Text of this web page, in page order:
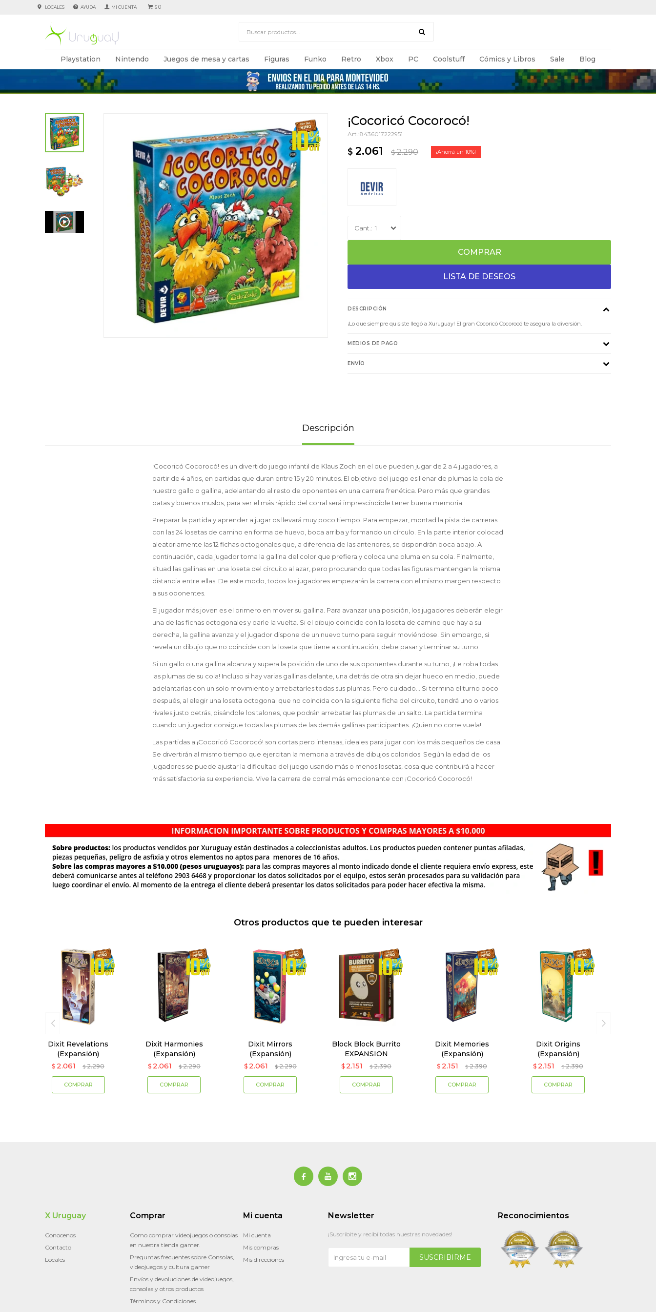
Playstation Nintendo Juegos de mesa y cartas Figuras Funko Retro Xbox PC Coolstuff Cómics y Libros Sale Blog
$0
LOCALES AYUDA
¡Cocoricó Cocorocó!
8436017222951
$ 2.061 $ 2.290 10
1
COMPRAR
DESCRIPCIÓN
¡Lo que siempre quisiste llegó a Xuruguay! El gran Cocoricó Cocorocó te asegura la diversión.
MEDIOS DE PAGO
ENVÍO
Descripción
¡Cocoricó Cocorocó! es un divertido juego infantil de Klaus Zoch en el que pueden jugar de 2 a 4 jugadores, a
partir de 4 años, en partidas que duran entre 15 y 20 minutos. El objetivo del juego es llenar de plumas la cola de
nuestro gallo o gallina, adelantando al resto de oponentes en una carrera frenética. Pero más que grandes
patas y buenos muslos, para ser el más rápido del corral será imprescindible tener buena memoria.
Preparar la partida y aprender a jugar os llevará muy poco tiempo. Para empezar, montad la pista de carreras
con las 24 losetas de camino en forma de huevo, boca arriba y formando un círculo. En la parte interior colocad
aleatoriamente las 12 fichas octogonales que, a diferencia de las anteriores, se dispondrán boca abajo. A
continuación, cada jugador toma la gallina del color que prefiera y coloca una pluma en su cola. Finalmente,
situad las gallinas en una loseta del circuito al azar, pero procurando que todas las figuras mantengan la misma
distancia entre ellas. De este modo, todos los jugadores empezarán la carrera con el mismo margen respecto
a sus oponentes.
El jugador más joven es el primero en mover su gallina. Para avanzar una posición, los jugadores deberán elegir
una de las fichas octogonales y darle la vuelta. Si el dibujo coincide con la loseta de camino que hay a su
derecha, la gallina avanza y el jugador dispone de un nuevo turno para seguir moviéndose. Sin embargo, si
revela un dibujo que no coincide con la loseta que tiene a continuación, debe pasar y terminar su turno.
Si un gallo o una gallina alcanza y supera la posición de uno de sus oponentes durante su turno, ¡Le roba todas
las plumas de su cola! Incluso si hay varias gallinas delante, una detrás de otra sin dejar hueco en medio, puede
adelantarlas con un solo movimiento y arrebatarles todas sus plumas. Pero cuidado... Si termina el turno poco
después, al elegir una loseta octogonal que no coincida con la siguiente ficha del circuito, tendrá uno o varios
rivales justo detrás, pisándole los talones, que podrán arrebatar las plumas de un salto. La partida termina
cuando un jugador consigue todas las plumas de las demás gallinas participantes. ¡Quien no corre vuela!
Las partidas a ¡Cocoricó Cocorocó! son cortas pero intensas, ideales para jugar con los más pequeños de casa.
Se divertirán al mismo tiempo que ejercitan la memoria a través de dibujos coloridos. Según la edad de los
jugadores se puede ajustar la dificultad del juego usando más o menos losetas, cosa que contribuirá a hacer
más satisfactoria su experiencia. Vive la carrera de corral más emocionante con ¡Cocoricó Cocorocó!
Otros productos que te pueden interesar
Dixit Revelations
(Expansión)
$ 2.061 $ 2.290
Dixit Harmonies
(Expansión)
$ 2.061 $ 2.290
Dixit Mirrors
(Expansión)
$ 2.061 $ 2.290
Block Block Burrito
EXPANSION
$ 2.151 $ 2.390
Dixit Memories
(Expansión)
$ 2.151 $ 2.390
Dixit Origins
(Expansión)
$ 2.151 $ 2.390
  
Reconocimientos
X Uruguay
Conocenos
Contacto
Locales
Comprar
Como comprar videojuegos o consolas
en nuestra tienda gamer.
Preguntas frecuentes sobre Consolas,
videojuegos y cultura gamer
Envíos y devoluciones de videojuegos,
consolas y otros productos
Términos y Condiciones
Mi cuenta
Mi cuenta
Mis compras
Mis direcciones
Newsletter
¡Suscribite y recibí todas nuestras novedades!
SUSCRIBIRME